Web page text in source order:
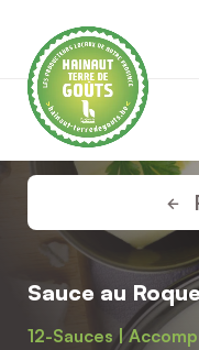
Sauce au
12-Sauces |